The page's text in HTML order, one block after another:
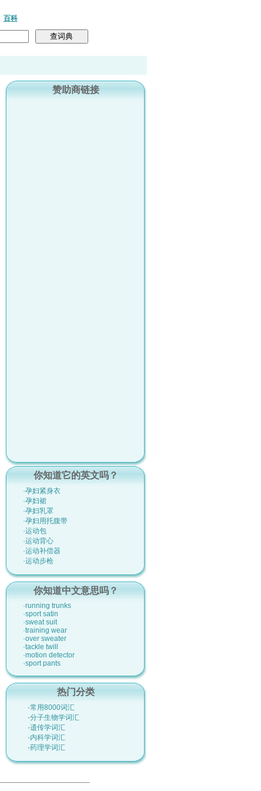
百科
赞助商链接
你知道它的英文吗？
·孕妇紧身衣
·孕妇裙
·孕妇乳罩
·孕妇用托腹带
·运动包
·运动背心
·运动补偿器
·运动步枪
你知道中文意思吗？
·running trunks
·sport satin
·sweat suit
·training wear
·over sweater
·tackle twill
·motion detector
·sport pants
热门分类
·常用8000词汇
·分子生物学词汇
·遗传学词汇
·内科学词汇
·药理学词汇